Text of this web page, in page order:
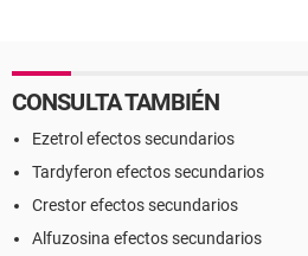
CONSULTA TAMBIÉN
Ezetrol efectos secundarios
Tardyferon efectos secundarios
Crestor efectos secundarios
Alfuzosina efectos secundarios